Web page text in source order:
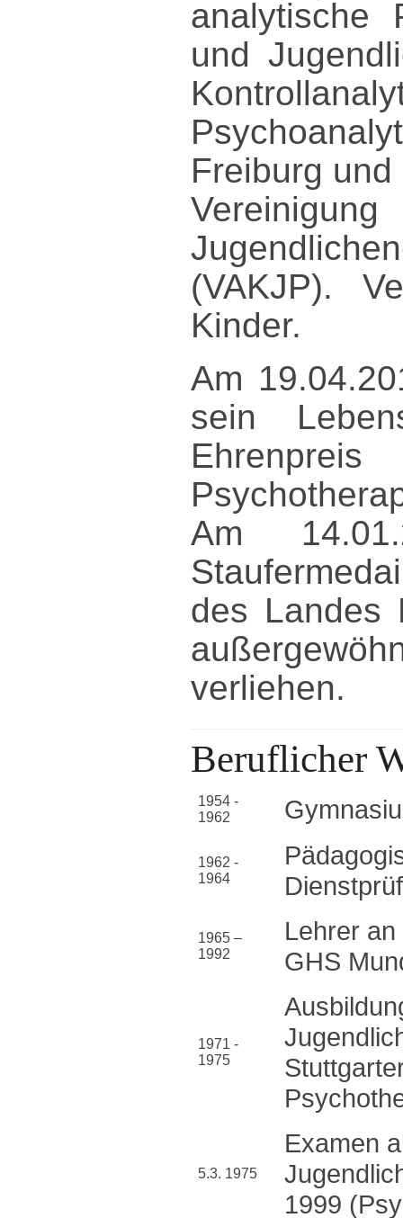
analytische
und
Freiburg
(VAKJP).
Kinder.
Am
sein
Am
des Landes
verliehen.
Beruflicher
1954 -
1962
1962 -
1964
1965 –
1992
Lehrer
GHS
1971 -
1975
5.3. 1975
Examen
1999